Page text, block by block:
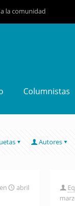
la comunidad
Columnistas
Autores
en
abril